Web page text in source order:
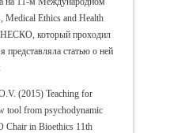
Medical Ethics and Health
который проходил
представляла статью о ней
(2015) Teaching for
tool from psychodynamic
Chair in Bioethics 11th